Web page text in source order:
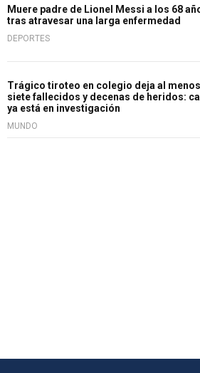
Muere padre de Lionel Messi a los 68
tras atravesar una larga enfermedad
DEPORTES
Trágico tiroteo en colegio deja al menos
siete fallecidos y decenas de heridos:
ya está en investigación
MUNDO